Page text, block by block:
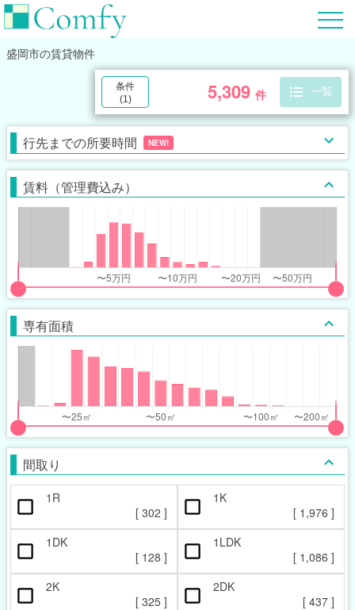
盛岡市の賃貸物件
5,309 件 一覧
条件
(1 )
行先までの所要時間 NEW!
賃料（管理費込み）
専有面積
間取り
1R
[ 302 ]
1K
[ 1,976 ]
1DK
[ 128 ]
1LDK
[ 1,086 ]
2K
[ 325 ]
2DK
[ 437 ]